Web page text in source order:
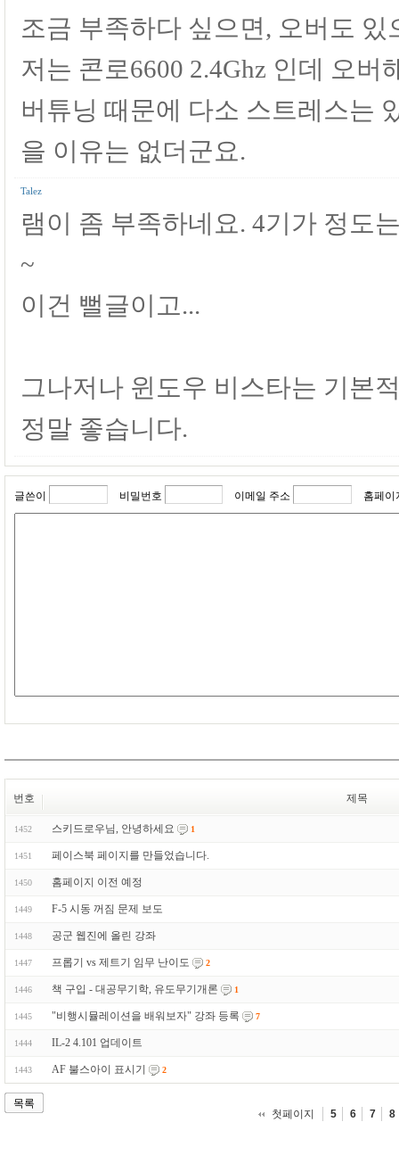
조금 부족하다 싶으면, 오버도 있
저는 콘로6600 2.4Ghz 인데 오
버튜닝 때문에 다소 스트레스는
을 이유는 없더군요.
Talez
램이 좀 부족하네요. 4기가 정도
~
이건 뻘글이고...
그나저나 윈도우 비스타는 기본
정말 좋습니다.
글쓴이 비밀번호 이메일 주소 홈페이
번호 제목
1452 스키드로우님, 안녕하세요 1
1451 페이스북 페이지를 만들었습니다.
1450 홈페이지 이전 예정
1449 F-5 시동 꺼짐 문제 보도
1448 공군 웹진에 올린 강좌
1447 프롭기 vs 제트기 임무 난이도 2
1446 책 구입 - 대공무기학, 유도무기개론 1
1445 "비행시뮬레이션을 배워보자" 강좌 등록 7
1444 IL-2 4.101 업데이트
1443 AF 불스아이 표시기 2
목록
첫페이지
5 6 7 8